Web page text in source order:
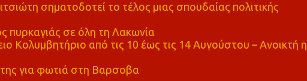
σηματοδοτεί το τέλος μιας σπουδαίας πολιτικής
πυρκαγιάς σε όλη τη Λακωνία
Κολυμβητήριο από τις 10 έως τις 14 Αυγούστου – Ανοικτή η
για φωτιά στη Βαρσοβα